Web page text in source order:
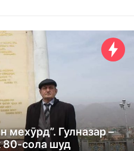
мехӯрд”. Гулназар –
80-сола шуд